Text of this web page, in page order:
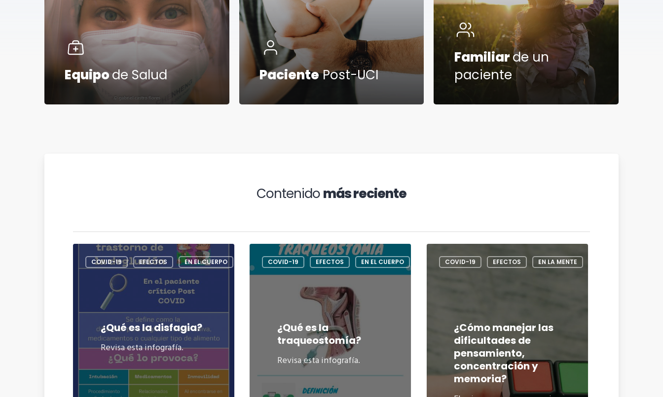
Equipode Salud PacientePost-UCI
Familiarde un
paciente
Contenidomás reciente
COVID-19 EFECTOS EN EL CUERPO
¿Qué es la disfagia?
Revisa esta infografía.
COVID-19 EFECTOS EN EL CUERPO
¿Qué es la
traqueostomía?
Revisa esta infografía.
COVID-19 EFECTOS EN LA MENTE
¿Cómo manejar las
dificultades de
pensamiento,
concentración y
memoria?